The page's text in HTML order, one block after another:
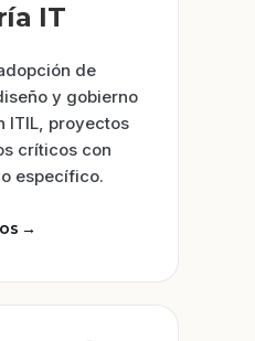
IT
de
y gobierno
ITIL, proyectos
críticos con
específico.
→